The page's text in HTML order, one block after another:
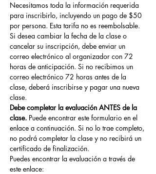
Necesitamos toda la información requerida
para inscribirlo, incluyendo un pago de $50
por persona. Esta tarifa no es reembolsable.
Si desea cambiar la fecha de la clase o
cancelar su inscripción, debe enviar un
correo electrónico al organizador con 72
horas de anticipación. Si no recibimos un
correo electrónico 72 horas antes de la
clase, deberá inscribirse y pagar una nueva
clase.
Debe completar la evaluación ANTES de la
clase. Puede encontrar este formulario en el
enlace a continuación. Si no lo trae completo,
no podrá completar la clase y no recibirá un
certificado de finalización.
Puedes encontrar la evaluación a través de
este enlace: